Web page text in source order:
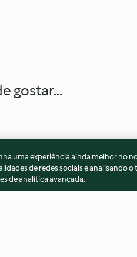
gostar...
uma experiência ainda melhor no
de redes sociais e analisando
de analítica avançada.